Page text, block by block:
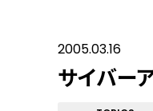
2005.03.16
サイバー